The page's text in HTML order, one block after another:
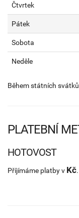
Čtvrtek
Pátek
Sobota
Neděle
Během státních
PLATEBNÍ
HOTOVOST
Příjímáme platby v Kč.